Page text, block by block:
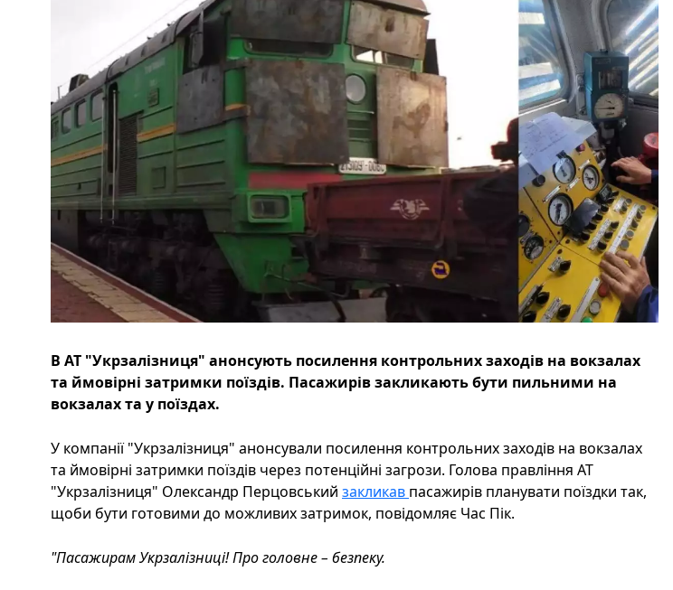
В АТ "Укрзалізниця" анонсують посилення контрольних заходів на вокзалах
та ймовірні затримки поїздів. Пасажирів закликають бути пильними на
вокзалах та у поїздах.
У компанії "Укрзалізниця" анонсували посилення контрольних заходів на вокзалах
та ймовірні затримки поїздів через потенційні загрози. Голова правління АТ
"Укрзалізниця" Олександр Перцовський закликав пасажирів планувати поїздки так,
щоби бути готовими до можливих затримок, повідомляє Час Пік.
"Пасажирам Укрзалізниці! Про головне – безпеку.